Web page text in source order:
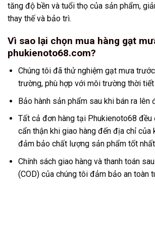
tăng độ bền và tuổi thọ của sản phẩm,
thay thế và bảo trì.
Vì sao lại chọn mua hàng gạt
phukienoto68.com?
Chúng tôi đã thử nghiệm gạt mưa
trường, phù hợp với môi trường thời tiết
Bảo hành sản phẩm sau khi bán ra lên
Tất cả đơn hàng tại Phukienoto68
cẩn thận khi giao hàng đến địa chỉ của
đảm bảo chất lượng sản phẩm tốt
Chính sách giao hàng và thanh toán
(COD) của chúng tôi đảm bảo an toàn